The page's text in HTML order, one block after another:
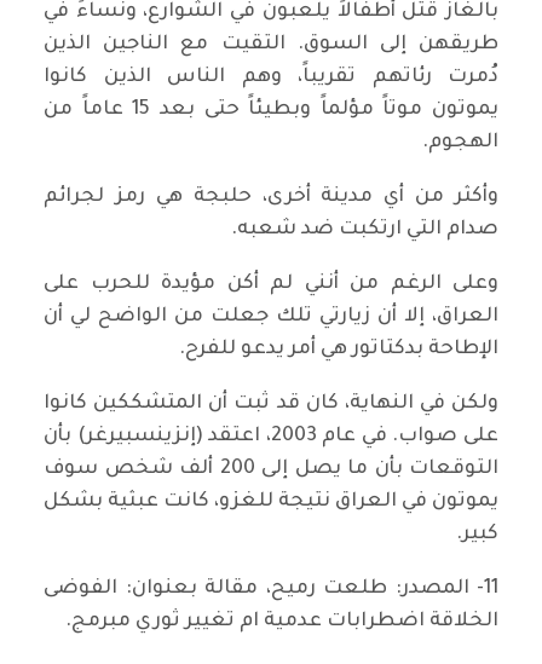
بالغاز قتل أطفالاً يلعبون في الشوارع، ونساءً في
طريقهن إلى السوق. التقيت مع الناجين الذين
دُمرت رئاتهم تقريباً، وهم الناس الذين كانوا
يموتون موتاً مؤلماً وبطيئاً حتى بعد 15 عاماً من
الهجوم.
وأكثر من أي مدينة أخرى، حلبجة هي رمز لجرائم
صدام التي ارتكبت ضد شعبه.
وعلى الرغم من أنني لم أكن مؤيدة للحرب على
العراق، إلا أن زيارتي تلك جعلت من الواضح لي أن
الإطاحة بدكتاتور هي أمر يدعو للفرح.
ولكن في النهاية، كان قد ثبت أن المتشككين كانوا
على صواب. في عام 2003، اعتقد (إنزينسبيرغر) بأن
التوقعات بأن ما يصل إلى 200 ألف شخص سوف
يموتون في العراق نتيجة للغزو، كانت عبثية بشكل
كبير.
11- المصدر: طلعت رميح، مقالة بعنوان: الفوضى
الخلاقة اضطرابات عدمية ام تغيير ثوري مبرمج.